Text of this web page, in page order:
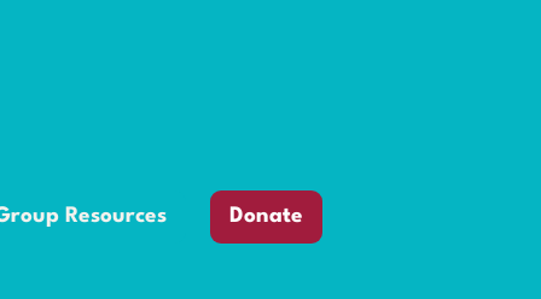
Resources Donate